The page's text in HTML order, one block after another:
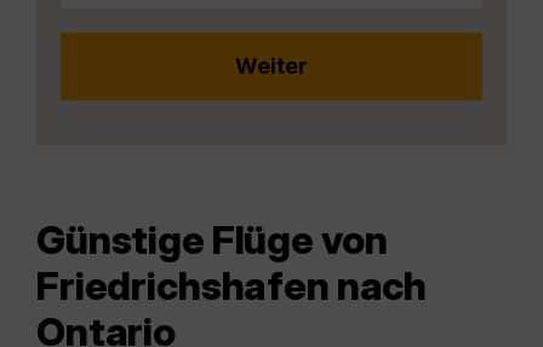
Günstige Flüge von
Friedrichshafen nach
Ontario